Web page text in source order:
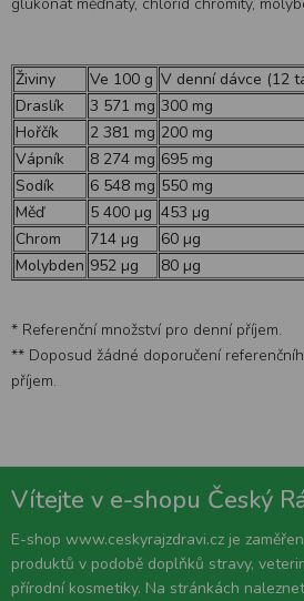
Živiny Ve 100 g V denní dávce (12
Draslík
3 571 mg 300 mg
Hořčík
2 381 mg 200 mg
Vápník
8 274 mg 695 mg
Sodík
6 548 mg 550 mg
Měď
5 400 µg 453 µg
Chrom
714 µg 60 µg
Molybden 952 µg 80 µg
* Referenční množství pro denní příjem.
** Doposud žádné doporučení
příjem.
Vítejte v e-shopu Český
E-shop www.ceskyrajzdravi.cz je
produktů v podobě doplňků stravy,
přírodní kosmetiky. Na stránkách